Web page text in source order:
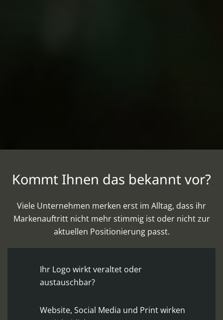
Kommt Ihnen das bekannt vor?
Viele Unternehmen merken erst im Alltag, dass ihr
Markenauftritt nicht mehr stimmig ist oder nicht zur
aktuellen Positionierung passt.
Ihr Logo wirkt veraltet oder
austauschbar?
Website, Social Media und Print wirken